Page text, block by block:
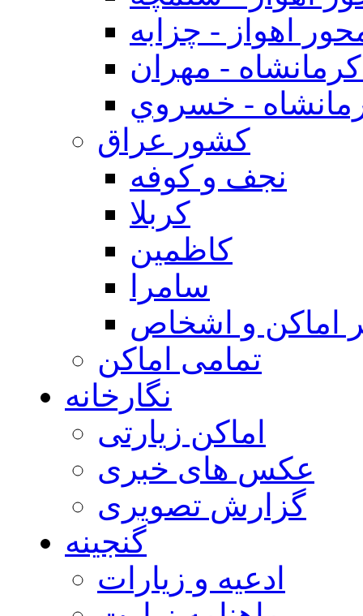
اهواز - چزابه
- مهران
- خسروي
كشور عراق
نجف و كوفه
كربلا
كاظمين
سامرا
اماكن و اشخاص
تمامی اماکن
نگارخانه
اماکن زیارتی
عکس های خبری
گزارش تصویری
گنجینه
ادعیه و زیارات